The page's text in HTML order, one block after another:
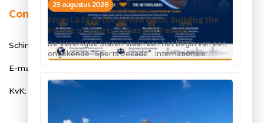
25 augustus 2026
From LA28 to the Netherlands: Building the
Future of Sports, Cities and Venues
De Verenigde Staten staan aan het begin van een
ongekende “Sports Decade”. Internationale
topsportevenementen en grote investeringen in
Contact
Schimmelt 40, 5611 ZX Eindhoven
E-mail: info@orangesportsforum.com
KvK: 50334905